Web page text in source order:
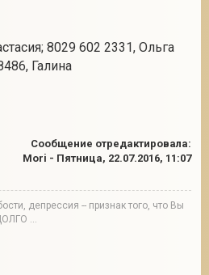
8029 602 2331, Ольга
Галина
Сообщение отредактировала:
Mori - Пятница, 22.07.2016, 11:07
депрессия -- признак того, что Вы
...